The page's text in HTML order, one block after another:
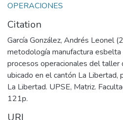
OPERACIONES
Citation
García González, Andrés Leonel
metodología manufactura
procesos operacionales del taller
ubicado en el cantón La Libertad,
La Libertad. UPSE, Matriz.
121p.
URI